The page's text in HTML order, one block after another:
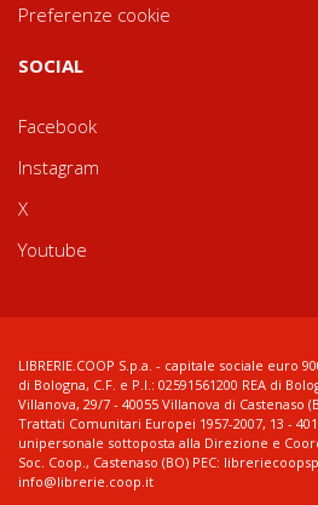
Preferenze cookie
SOCIAL
Facebook
Instagram
X
Youtube
LIBRERIE.COOP S.p.a. - capitale sociale euro
di Bologna, C.F. e P.I.: 02591561200 REA di
Villanova, 29/7 - 40055 Villanova di Castenaso
Trattati Comunitari Europei 1957-2007, 13 -
unipersonale sottoposta alla Direzione e
Soc. Coop., Castenaso (BO) PEC:
info@librerie.coop.it